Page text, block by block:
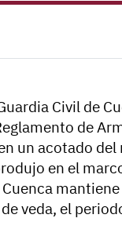
Civil de
de
un acotado
en el
veda, el